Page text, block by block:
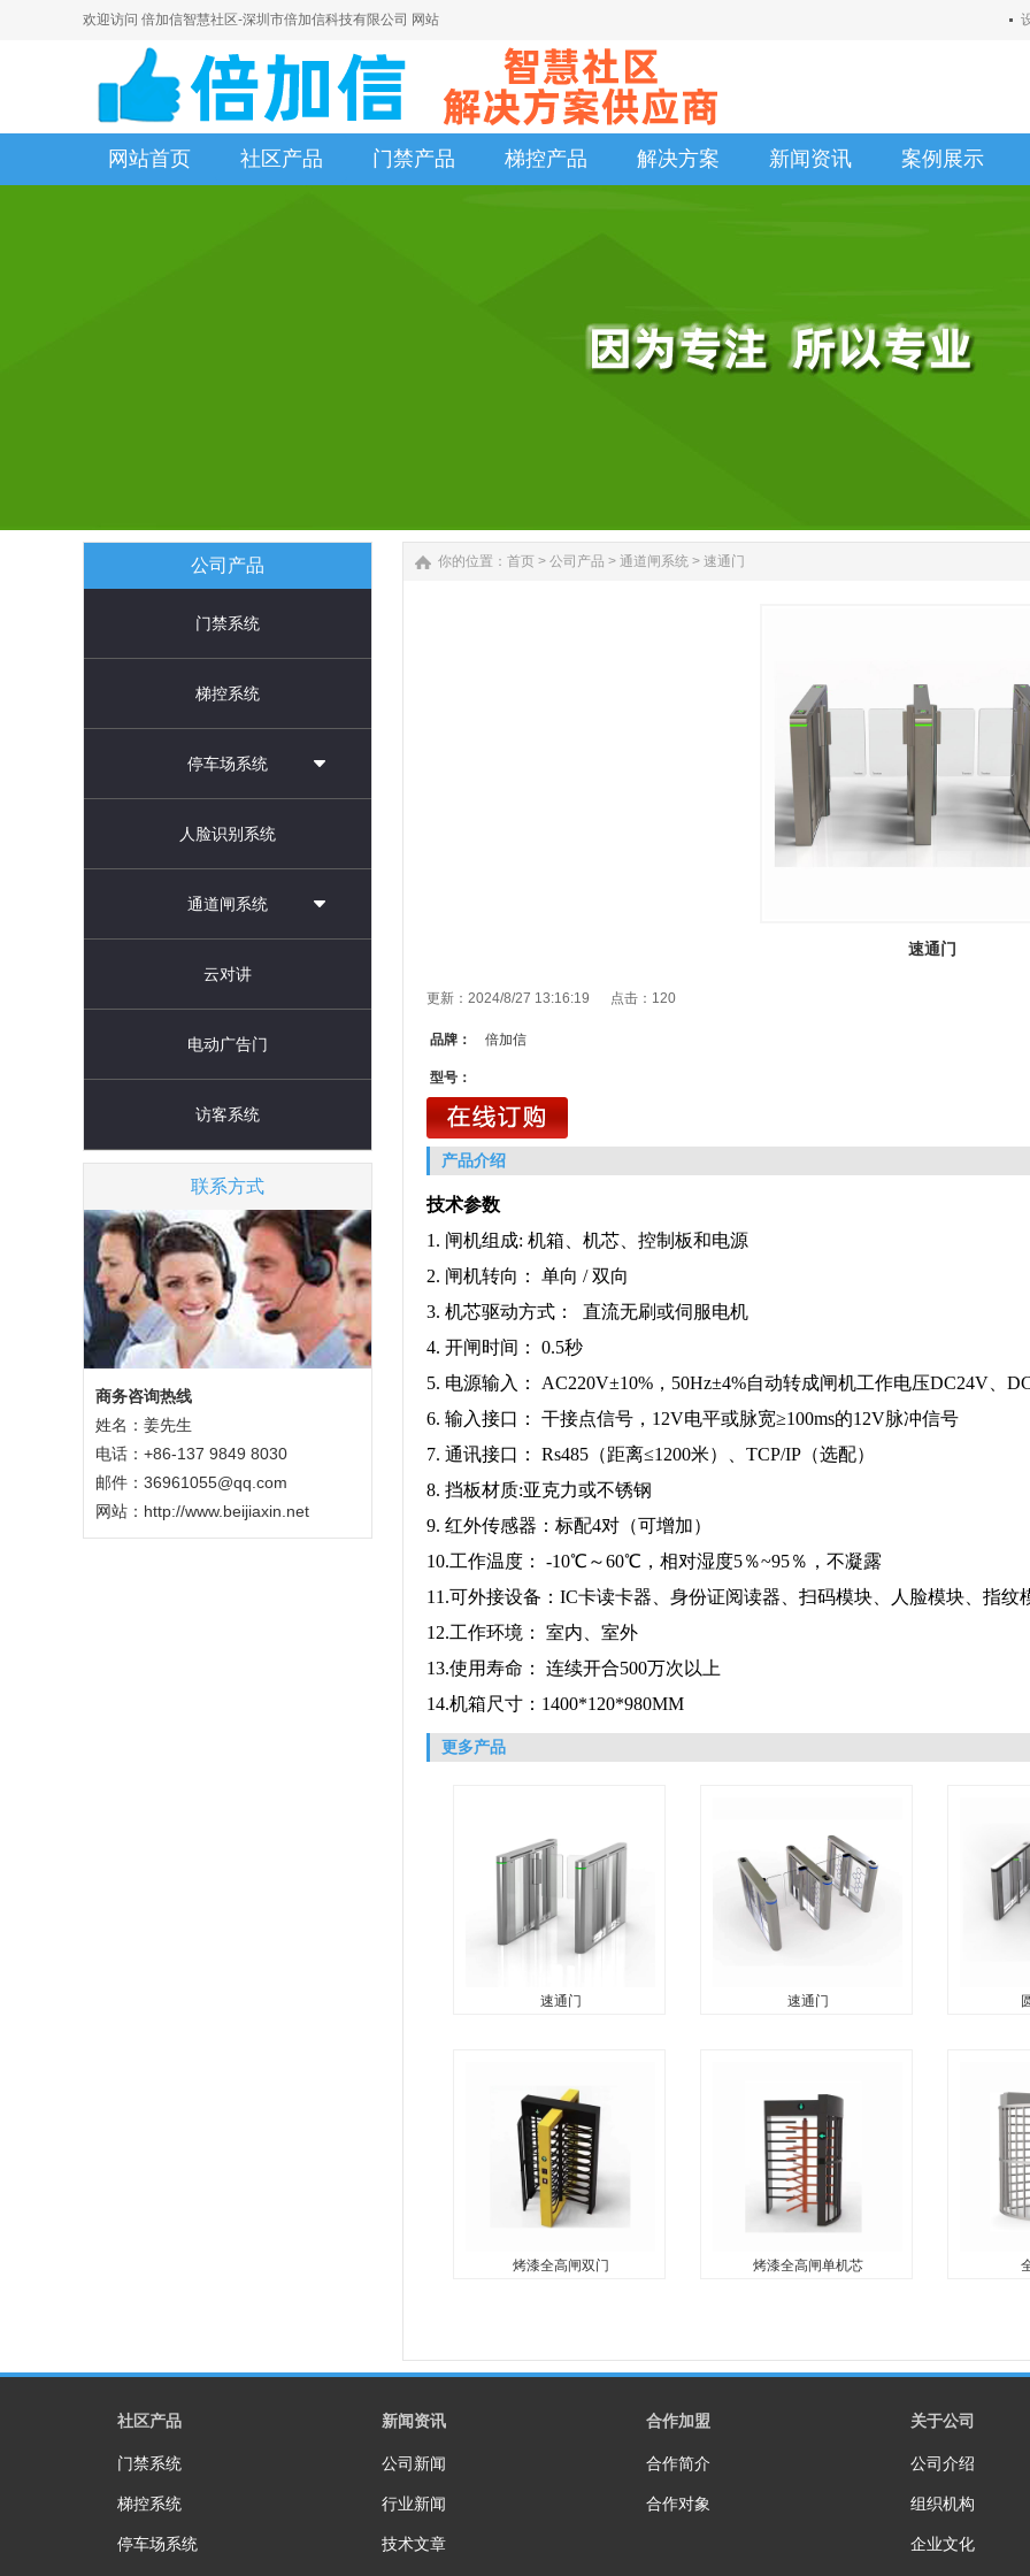
欢迎访问 倍加信智慧社区-深圳市倍加信科技有限公司 网站
网站首页
网站首页
社区产品
社区产品
门禁产品
门禁产品
梯控产品
梯控产品
解决方案
解决方案 新闻资讯 案例展示
公司产品
门禁系统
梯控系统
停车场系统
人脸识别系统
通道闸系统
云对讲
电动广告门
访客系统
联系方式
商务咨询热线
姓名：姜先生
电话：+86-137 9849 8030
邮件：36961055@qq.com
网站： http://www.beijiaxin.net
你的位置： 首页 > 公司产品 > 通道闸系统 > 速通门
速通门
更新：2024/8/27 13:16:19 点击： 120
品牌： 倍加信
型号：
产品介绍
技术参数
1. 闸机组成: 机箱、机芯、控制板和电源
2. 闸机转向： 单向 / 双向
3. 机芯驱动方式： 直流无刷或伺服电机
4. 开闸时间： 0.5秒
5. 电源输入： AC220V±10%，50Hz±4%自动转成闸机工作电压DC24V、
6. 输入接口： 干接点信号，12V电平或脉宽≥100ms的12V脉冲信号
7. 通讯接口： Rs485（距离≤1200米）、TCP/IP（选配）
8. 挡板材质:亚克力或不锈钢
9. 红外传感器：标配4对（可增加）
10.工作温度： -10℃～60℃，相对湿度5％~95％，不凝露
11.可外接设备：IC卡读卡器、身份证阅读器、扫码模块、人脸模块、指纹
12.工作环境： 室内、室外
13.使用寿命： 连续开合500万次以上
14.机箱尺寸： 1400*120*980MM
更多产品
速通门
身份证阅读器、扫码模块、人
脸模块、指纹模块。（外接设
备需定制） 12.工作环境： 室
内、室外 13.使用寿命： 连续
开合300...
速通门
脸模块、指纹模块。（外接设
备需定制） 12.工作环境： 室
内、室外 13.使用寿命： 连续
开合500...
身份证阅
脸模块、
备需定制
内、室外
开合500...
烤漆全高闸双门
脸模块、指纹模块。（外接设
烤漆全高闸单机芯
向： 单向 / 双向 3. 机芯驱动方
脸模块、
备需定制
开合300...
社区产品
门禁系统
梯控系统
停车场系统
新闻资讯
公司新闻
行业新闻
技术文章
合作加盟
合作简介
合作对象
关于公司
公司介绍
组织机构
企业文化